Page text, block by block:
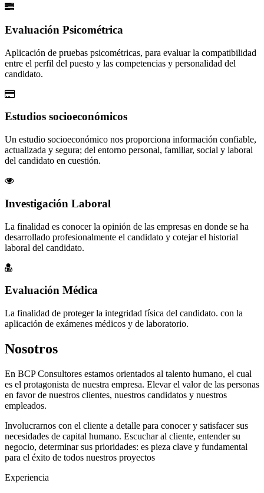
Evaluación Psicométrica
Aplicación de pruebas psicométricas, para evaluar la compatibilidad
entre el perfil del puesto y las competencias y personalidad del
candidato.
Estudios socioeconómicos
Un estudio socioeconómico nos proporciona información confiable,
actualizada y segura; del entorno personal, familiar, social y laboral
del candidato en cuestión.
Investigación Laboral
La finalidad es conocer la opinión de las empresas en donde se ha
desarrollado profesionalmente el candidato y cotejar el historial
laboral del candidato.
Evaluación Médica
La finalidad de proteger la integridad física del candidato. con la
aplicación de exámenes médicos y de laboratorio.
Nosotros
En BCP Consultores estamos orientados al talento humano, el cual
es el protagonista de nuestra empresa. Elevar el valor de las personas
en favor de nuestros clientes, nuestros candidatos y nuestros
empleados.
Involucrarnos con el cliente a detalle para conocer y satisfacer sus
necesidades de capital humano. Escuchar al cliente, entender su
negocio, determinar sus prioridades: es pieza clave y fundamental
para el éxito de todos nuestros proyectos
Experiencia